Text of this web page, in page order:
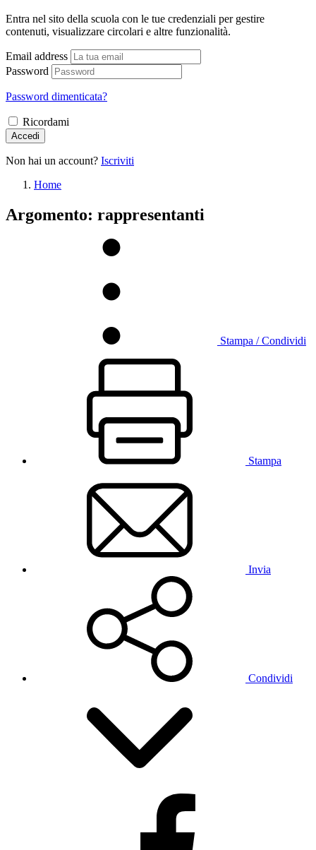
Entra nel sito della scuola con le tue credenziali per gestire
contenuti, visualizzare circolari e altre funzionalità.
Email address
Password
Password dimenticata?
Ricordami
Accedi
Non hai un account? Iscriviti
Home
Argomento: rappresentanti
Stampa / Condividi
Stampa
Invia
Condividi